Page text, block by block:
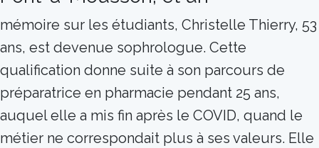
mémoire sur les étudiants, Christelle Thierry, 53
ans, est devenue sophrologue. Cette
qualification donne suite à son parcours de
préparatrice en pharmacie pendant 25 ans,
auquel elle a mis fin après le COVID, quand le
métier ne correspondait plus à ses valeurs. Elle